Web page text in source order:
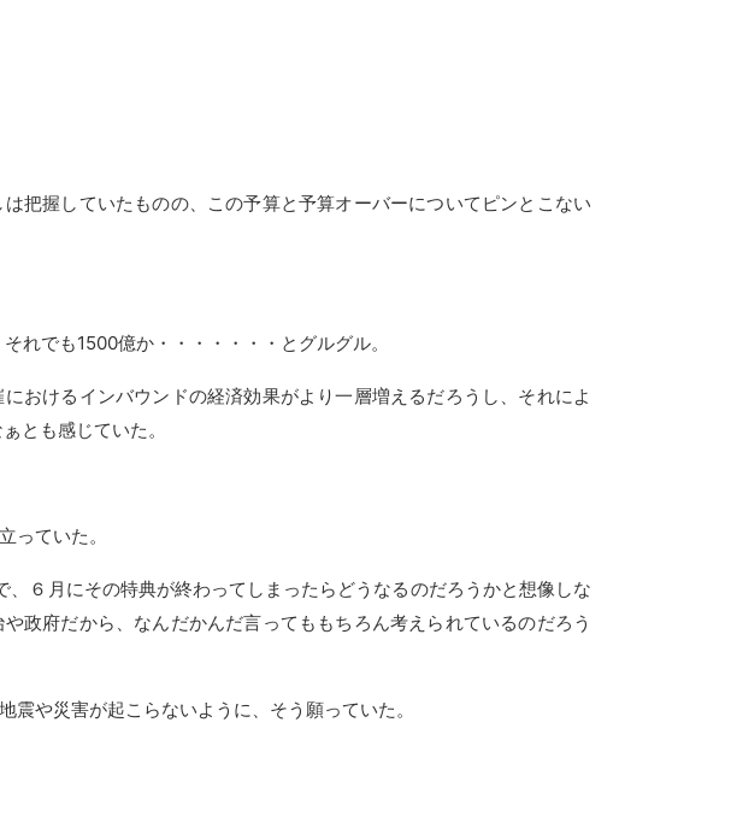
把握していたものの、この予算と予算オーバーについてピンとこない
れでも1500億か・・・・・・・とグルグル。
おけるインバウンドの経済効果がより一層増えるだろうし、それによ
とも感じていた。
っていた。
６月にその特典が終わってしまったらどうなるのだろうかと想像しな
政府だから、なんだかんだ言ってももちろん考えられているのだろう
や災害が起こらないように、そう願っていた。